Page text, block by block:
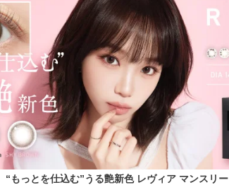
“もっとを仕込む”うる艶新色 レヴィア マンスリー